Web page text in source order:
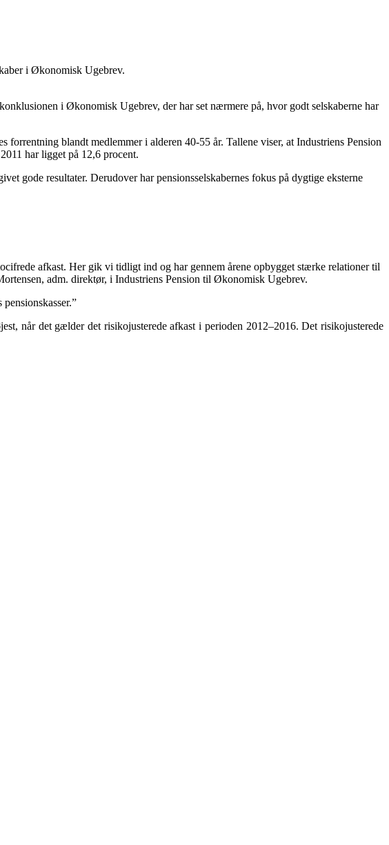
i Økonomisk Ugebrev.
i Økonomisk Ugebrev, der har set nærmere på, hvor godt selskaberne har
blandt medlemmer i alderen 40-55 år. Tallene viser, at Industriens Pension
har ligget på 12,6 procent.
gode resultater. Derudover har pensionsselskabernes fokus på dygtige eksterne
afkast. Her gik vi tidligt ind og har gennem årene opbygget stærke relationer til
adm. direktør, i Industriens Pension til Økonomisk Ugebrev.
når det gælder det risikojusterede afkast i perioden 2012–2016. Det risikojusterede